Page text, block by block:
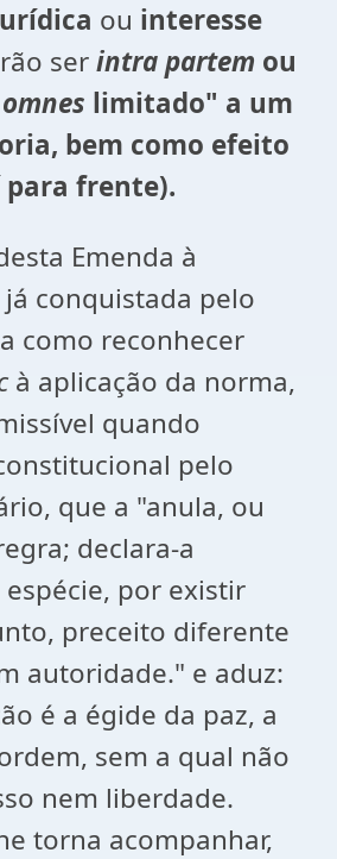
ou interesse
serintra partem ou
limitado" a um
bem como efeito
para frente).
Emenda à
conquistada pelo
como reconhecer
à aplicação da norma,
quando
pelo
que a "anula, ou
declara-a
por existir
preceito diferente
autoridade." e aduz:
é a égide da paz, a
sem a qual não
nem liberdade.
torna acompanhar,